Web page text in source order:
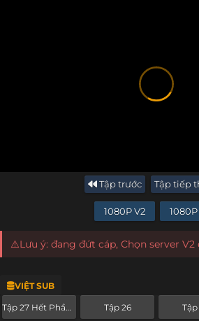
Tập trước Tập tiếp
1080P V2 1080P
⚠️Lưu ý: đang đứt cáp, Chọn server
VIỆT SUB
Tập 27 Hết Phần 3 Tập 26 Tập